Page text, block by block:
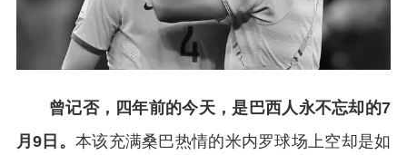
曾记否，四年前的今天，是巴西人永不忘却的7
月9日。本该充满桑巴热情的米内罗球场上空却是如